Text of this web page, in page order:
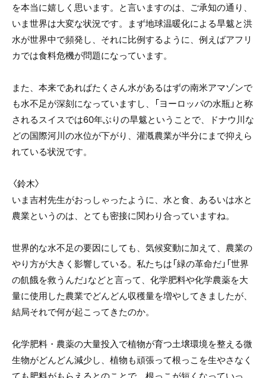
を本当に嬉しく思います。と言いますのは、ご承知の通り、
いま世界は大変な状況です。まず地球温暖化による旱魃と洪
水が世界中で頻発し、それに比例するように、例えばアフリ
カでは食料危機が問題になっています。
また、本来であればたくさん水があるはずの南米アマゾンで
も水不足が深刻になっていますし、「ヨーロッパの水瓶」と称
されるスイスでは60年ぶりの旱魃ということで、ドナウ川な
どの国際河川の水位が下がり、灌漑農業が半分にまで抑えら
れている状況です。
〈鈴木〉
いま吉村先生がおっしゃったように、水と食、あるいは水と
農業というのは、とても密接に関わり合っていますね。
世界的な水不足の要因にしても、気候変動に加えて、農業の
やり方が大きく影響している。私たちは「緑の革命だ」「世界
の飢餓を救うんだ」などと言って、化学肥料や化学農薬を大
量に使用した農業でどんどん収穫量を増やしてきましたが、
結局それで何が起こってきたのか。
化学肥料・農薬の大量投入で植物が育つ土壌環境を整える微
生物がどんどん減少し、植物も頑張って根っこを生やさなく